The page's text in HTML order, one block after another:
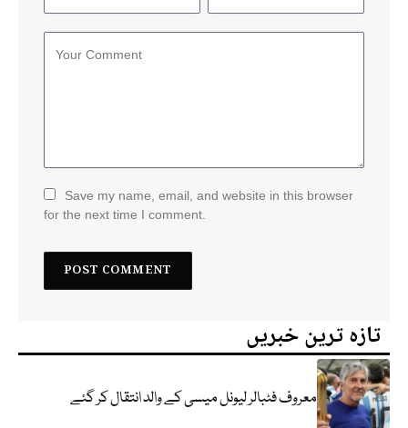
Save my name, email, and website in this browser
for the next time I comment.
تازہ ترین خبریں
معروف فٹبالر لیونل میسی کے والد انتقال کر گئے